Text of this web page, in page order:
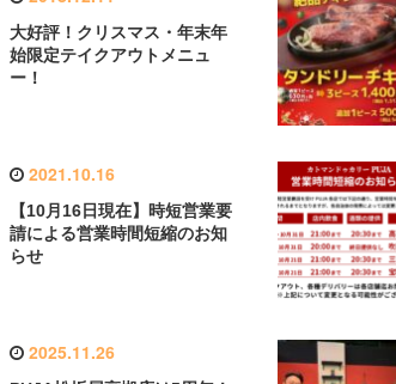
大好評！クリスマス・年末年
始限定テイクアウトメニュ
ー！
2021.10.16
【10月16日現在】時短営業要
請による営業時間短縮のお知
らせ
2025.11.26